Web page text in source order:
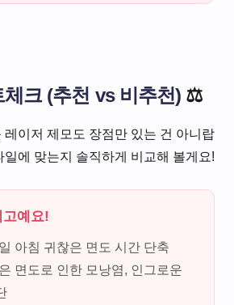
크 (추천 vs 비추천)⚖️
레이저 제모도 장점만 있는 건 아니랍
일에 맞는지 솔직하게 비교해 볼게요!
예요!
아침 귀찮은 면도 시간 단축
면도로 인한 모낭염, 인그로운